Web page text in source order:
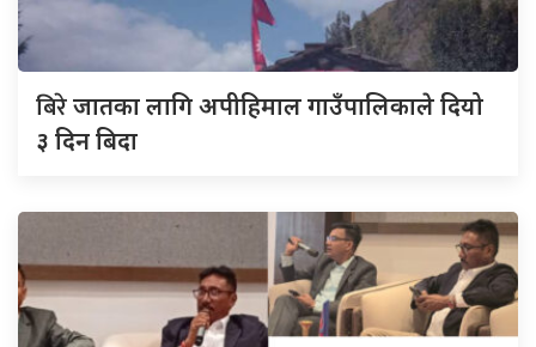
बिरेजातका लागि अपीहिमाल गाउँपालिकाले दियो
३ दिन बिदा